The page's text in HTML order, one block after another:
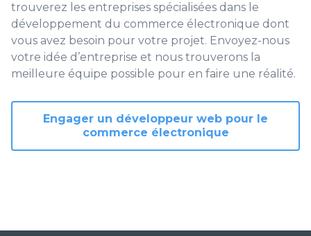
trouverez les entreprises spécialisées dans le
développement du commerce électronique dont
vous avez besoin pour votre projet. Envoyez-nous
votre idée d’entreprise et nous trouverons la
meilleure équipe possible pour en faire une réalité.
Engager un développeur web pour le
commerce électronique